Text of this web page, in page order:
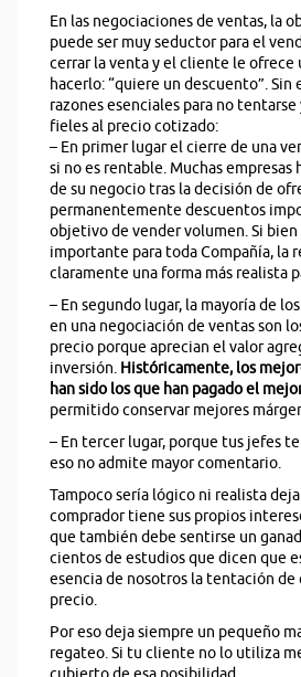
En las negociaciones de ventas, la
puede ser muy seductor para el
cerrar la venta y el cliente le ofrece
hacerlo: “quiere un descuento”. Sin
razones esenciales para no
fieles al precio cotizado:
– En primer lugar el cierre de una
si no es rentable. Muchas empresas
de su negocio tras la decisión de
permanentemente descuentos
objetivo de vender volumen. Si
importante para toda Compañía, la
claramente una forma más realista
– En segundo lugar, la mayoría de
en una negociación de ventas son
precio porque aprecian el valor
inversión. Históricamente, los
han sido los que han pagado el
permitido conservar mejores
– En tercer lugar, porque tus jefes
eso no admite mayor comentario.
Tampoco sería lógico ni realista
comprador tiene sus propios
que también debe sentirse un
cientos de estudios que dicen que
esencia de nosotros la tentación de
precio.
Por eso deja siempre un pequeño
regateo. Si tu cliente no lo utiliza